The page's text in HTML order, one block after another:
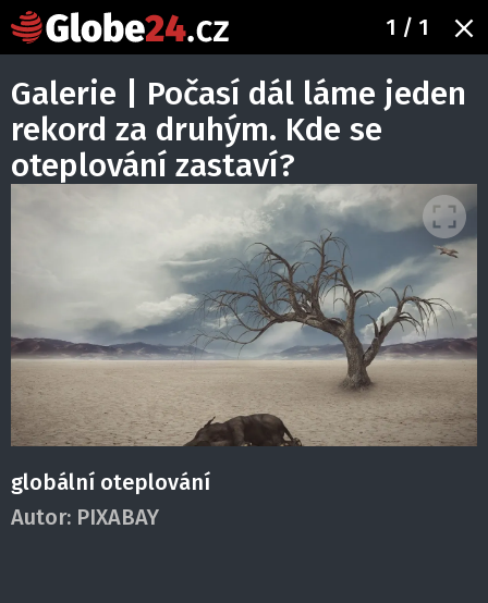
1 / 1
Galerie | Počasí dál láme jeden
rekord za druhým. Kde se
oteplování zastaví?
globální oteplování
Autor: PIXABAY